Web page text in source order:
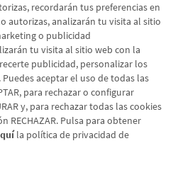
recordarán tus preferencias en
autorizas, analizarán tu visita al sitio
o publicidad
tu visita al sitio web con la
publicidad, personalizar los
aceptar el uso de todas las
para rechazar o configurar
y, para rechazar todas las cookies
RECHAZAR. Pulsa para obtener
la política de privacidad de